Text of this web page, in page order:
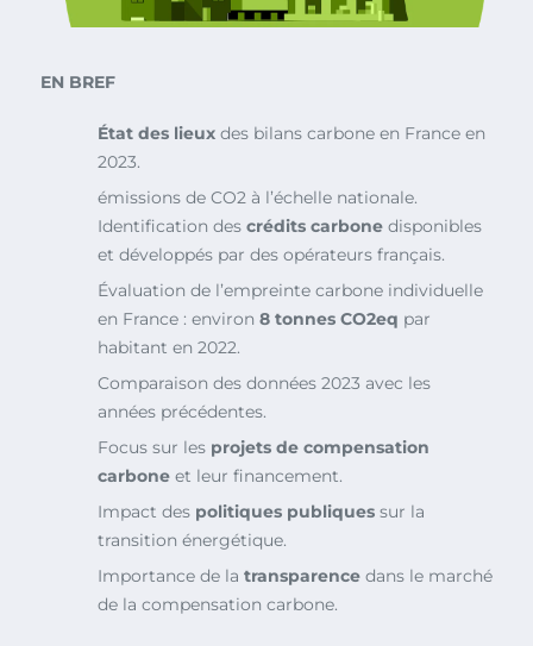
EN BREF
État des lieux des bilans carbone en France en
2023.
émissions de CO2 à l’échelle nationale.
Identification des crédits carbone disponibles
et développés par des opérateurs français.
Évaluation de l’empreinte carbone individuelle
en France : environ 8 tonnes CO2eq par
habitant en 2022.
Comparaison des données 2023 avec les
années précédentes.
Focus sur les projets de compensation
carbone et leur financement.
Impact des politiques publiques sur la
transition énergétique.
Importance de la transparence dans le marché
de la compensation carbone.